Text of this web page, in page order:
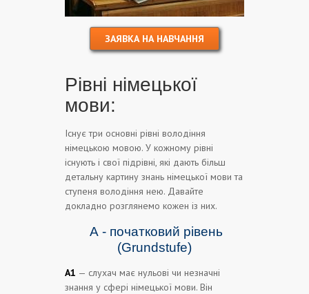
ЗАЯВКА НА НАВЧАННЯ
Рівні німецької
мови:
Існує три основні рівні володіння
німецькою мовою. У кожному рівні
існують і свої підрівні, які дають більш
детальну картину знань німецької мови та
ступеня володіння нею. Давайте
докладно розглянемо кожен із них.
А - початковий рівень
(Grundstufe)
А1 — слухач має нульові чи незначні
знання у сфері німецької мови. Він